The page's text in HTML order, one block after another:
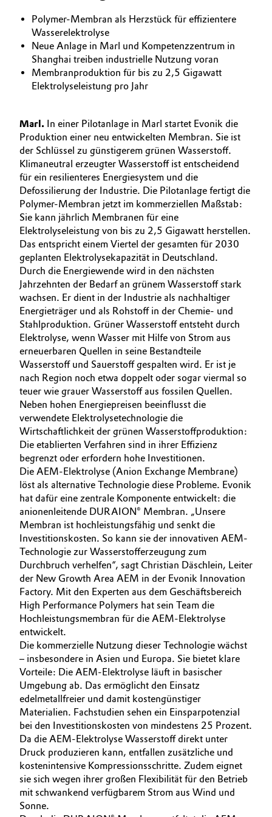
Automotive & Transportation
Battery
Building, Construction & Infrastructure
Chemical Industry
Circular Economy
Coatings, Paints & Printing
Composites
Consumer Goods & Lifestyle
Electronics & Telecommunications
Energy, Environment & Utilities
Food & Beverage
Green Hydrogen
Home Care & Cleaning
Industrial Manufacturing & Machinery
Lubricants & Lubricant Additives
Medical Devices
Metals & Mining
Oil & Gas, Petrochemicals
Personal Care & Beauty
Pharma & Biopharma
Plastics & Rubber
Pulp, Paper & Packaging
Textiles, Leather & Nonwovens
Geschichte
Struktur & Organisation
Vorstand
Struktur
Business Lines
Weltweite Standorte
ESHQ
Einkauf
Governance & Compliance
Allgemeine Verkaufs- und Lieferbedingungen
(AVB)
Business Lines
Karriere
Investor Relations
Medien
Polymer-Membran als Herzstück für effizientere
Wasserelektrolyse
Neue Anlage in Marl und Kompetenzzentrum in
Shanghai treiben industrielle Nutzung voran
Membranproduktion für bis zu 2,5 Gigawatt
Elektrolyseleistung pro Jahr
Marl. In einer Pilotanlage in Marl startet Evonik die
Produktion einer neu entwickelten Membran. Sie ist
der Schlüssel zu günstigerem grünen Wasserstoff.
Klimaneutral erzeugter Wasserstoff ist entscheidend
für ein resilienteres Energiesystem und die
Defossilierung der Industrie. Die Pilotanlage fertigt die
Polymer-Membran jetzt im kommerziellen Maßstab:
Sie kann jährlich Membranen für eine
Elektrolyseleistung von bis zu 2,5 Gigawatt herstellen.
Das entspricht einem Viertel der gesamten für 2030
geplanten Elektrolysekapazität in Deutschland.
Durch die Energiewende wird in den nächsten
Jahrzehnten der Bedarf an grünem Wasserstoff stark
wachsen. Er dient in der Industrie als nachhaltiger
Energieträger und als Rohstoff in der Chemie- und
Stahlproduktion. Grüner Wasserstoff entsteht durch
Elektrolyse, wenn Wasser mit Hilfe von Strom aus
erneuerbaren Quellen in seine Bestandteile
Wasserstoff und Sauerstoff gespalten wird. Er ist je
nach Region noch etwa doppelt oder sogar viermal so
teuer wie grauer Wasserstoff aus fossilen Quellen.
Neben hohen Energiepreisen beeinflusst die
verwendete Elektrolysetechnologie die
Wirtschaftlichkeit der grünen Wasserstoffproduktion:
Die etablierten Verfahren sind in ihrer Effizienz
begrenzt oder erfordern hohe Investitionen.
Die AEM-Elektrolyse (Anion Exchange Membrane)
löst als alternative Technologie diese Probleme. Evonik
hat dafür eine zentrale Komponente entwickelt: die
anionenleitende DURAION® Membran. „Unsere
Membran ist hochleistungsfähig und senkt die
Investitionskosten. So kann sie der innovativen AEM-
Technologie zur Wasserstofferzeugung zum
Durchbruch verhelfen“, sagt Christian Däschlein, Leiter
der New Growth Area AEM in der Evonik Innovation
Factory. Mit den Experten aus dem Geschäftsbereich
High Performance Polymers hat sein Team die
Hochleistungsmembran für die AEM-Elektrolyse
entwickelt.
Die kommerzielle Nutzung dieser Technologie wächst
– insbesondere in Asien und Europa. Sie bietet klare
Vorteile: Die AEM-Elektrolyse läuft in basischer
Umgebung ab. Das ermöglicht den Einsatz
edelmetallfreier und damit kostengünstiger
Materialien. Fachstudien sehen ein Einsparpotenzial
bei den Investitionskosten von mindestens 25 Prozent.
Da die AEM-Elektrolyse Wasserstoff direkt unter
Druck produzieren kann, entfallen zusätzliche und
kostenintensive Kompressionsschritte. Zudem eignet
sie sich wegen ihrer großen Flexibilität für den Betrieb
mit schwankend verfügbarem Strom aus Wind und
Sonne.